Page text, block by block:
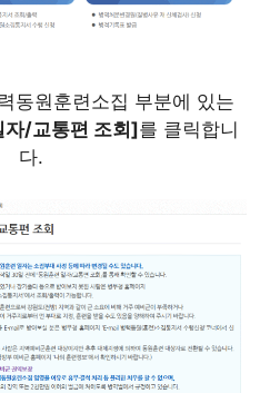
동원훈련소집 부분에 있는
자/교통편 조회]를 클릭합니
다.